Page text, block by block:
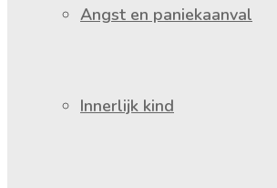
Angst en paniekaanval
Innerlijk kind